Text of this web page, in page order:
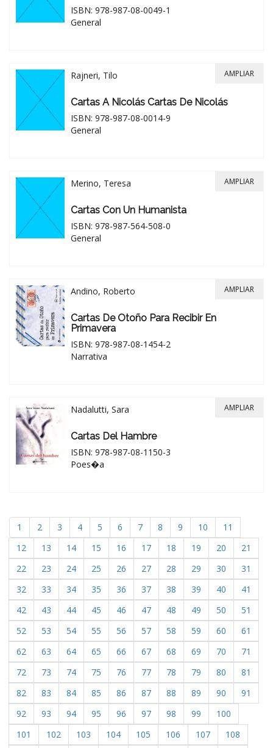
ISBN: 978-987-08-0049-1
General
Rajneri, Tilo
Cartas A Nicolás Cartas De Nicolás
ISBN: 978-987-08-0014-9
General
AMPLIAR
Merino, Teresa
Cartas Con Un Humanista
ISBN: 978-987-564-508-0
General
AMPLIAR
Andino, Roberto
Cartas De Otoño Para Recibir En
Primavera
ISBN: 978-987-08-1454-2
Narrativa
AMPLIAR
Nadalutti, Sara
Cartas Del Hambre
ISBN: 978-987-08-1150-3
Poes�a
AMPLIAR
1 2 3 4 5 6 7 8 9 10
11
12
13 14 15 16 17 18 19 20
21
22
23 24 25 26 27 28 29 30
31
32
33 34 35 36 37 38 39 40
41
42
43 44 45 46 47 48 49 50
51
52
53 54 55 56 57 58 59 60
61
62
63 64 65 66 67 68 69 70
71
72
73 74 75 76 77 78 79 80
81
82
83 84 85 86 87 88 89 90
91
92
93 94 95 96 97 98 99
100
101
102 103 104 105 106 107
108